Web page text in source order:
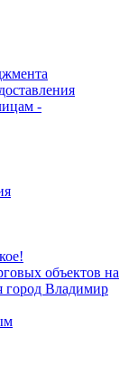
-
объектов на
город Владимир